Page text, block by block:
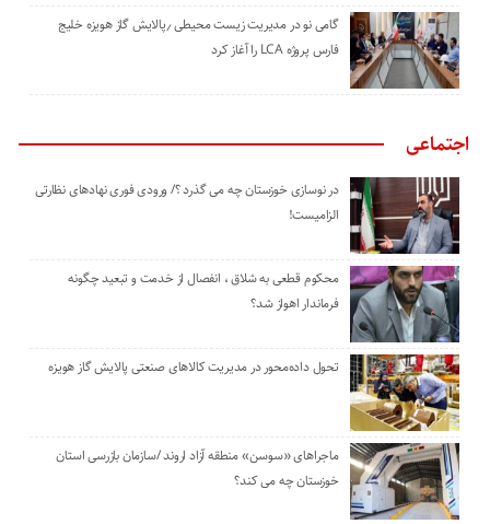
گامی نو در مدیریت زیست ‌محیطی ٫پالایش گاز هویزه خلیج
‌فارس پروژه LCA را آغاز کرد
اجتماعی
در نوسازی خوزستان چه می گذرد ؟/ ورودی فوری نهادهای نظارتی
الزامیست!
محکوم قطعی به شلاق ، انفصال از خدمت و تبعید چگونه
فرماندار اهواز شد؟
تحول داده‌محور در مدیریت کالاهای صنعتی پالایش گاز هویزه
ماجراهای «سوسن» منطقه آزاد اروند /سازمان بازرسی استان
خوزستان چه می کند؟